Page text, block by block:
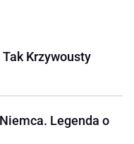
Tak Krzywousty
Legenda o